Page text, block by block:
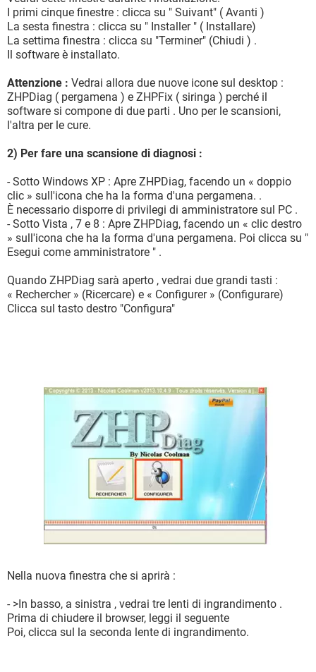
I primi cinque finestre : clicca su " Suivant" ( Avanti )
La sesta finestra : clicca su " Installer " ( Installare)
La settima finestra : clicca su "Terminer" (Chiudi ) .
Il software è installato.
Attenzione : Vedrai allora due nuove icone sul desktop :
ZHPDiag ( pergamena ) e ZHPFix ( siringa ) perché il
software si compone di due parti . Uno per le scansioni,
l'altra per le cure.
2) Per fare una scansione di diagnosi :
- Sotto Windows XP : Apre ZHPDiag, facendo un « doppio
clic » sull'icona che ha la forma d'una pergamena. .
È necessario disporre di privilegi di amministratore sul PC .
- Sotto Vista , 7 e 8 : Apre ZHPDiag, facendo un « clic destro
» sull'icona che ha la forma d'una pergamena. Poi clicca su "
Esegui come amministratore " .
Quando ZHPDiag sarà aperto , vedrai due grandi tasti :
« Rechercher » (Ricercare) e « Configurer » (Configurare)
Clicca sul tasto destro "Configura"
Nella nuova finestra che si aprirà :
- >In basso, a sinistra , vedrai tre lenti di ingrandimento .
Prima di chiudere il browser, leggi il seguente
Poi, clicca sul la seconda lente di ingrandimento.